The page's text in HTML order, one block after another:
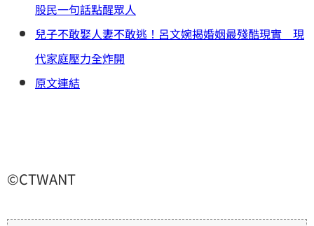
股民一句話點醒眾人
兒子不敢娶人妻不敢逃！呂文婉揭婚姻最殘酷現實 現
代家庭壓力全炸開
原文連結
©CTWANT